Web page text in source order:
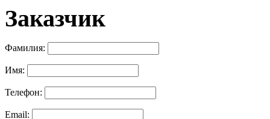
Заказчик
Фамилия:
Имя:
Телефон:
Email: